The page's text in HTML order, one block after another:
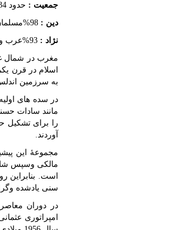
جمعیت : حدود 000/100/34 ـ برآورد 2010
دین : 98%مسلمان، 1% مسیحی وکمتر از 1% یهودی.
نژاد : 93%عرب و بربر و 7% سایرنژاد ها
مغرب در شمال
اسلام در قرن
به سرزمین اندلس بگذارند ودرحدود 8
در سده های
مانند سادات
آوردند.
مجموعۀ این
مالکی وسپس
است. بنابراین
سنی یادشده
در دوران